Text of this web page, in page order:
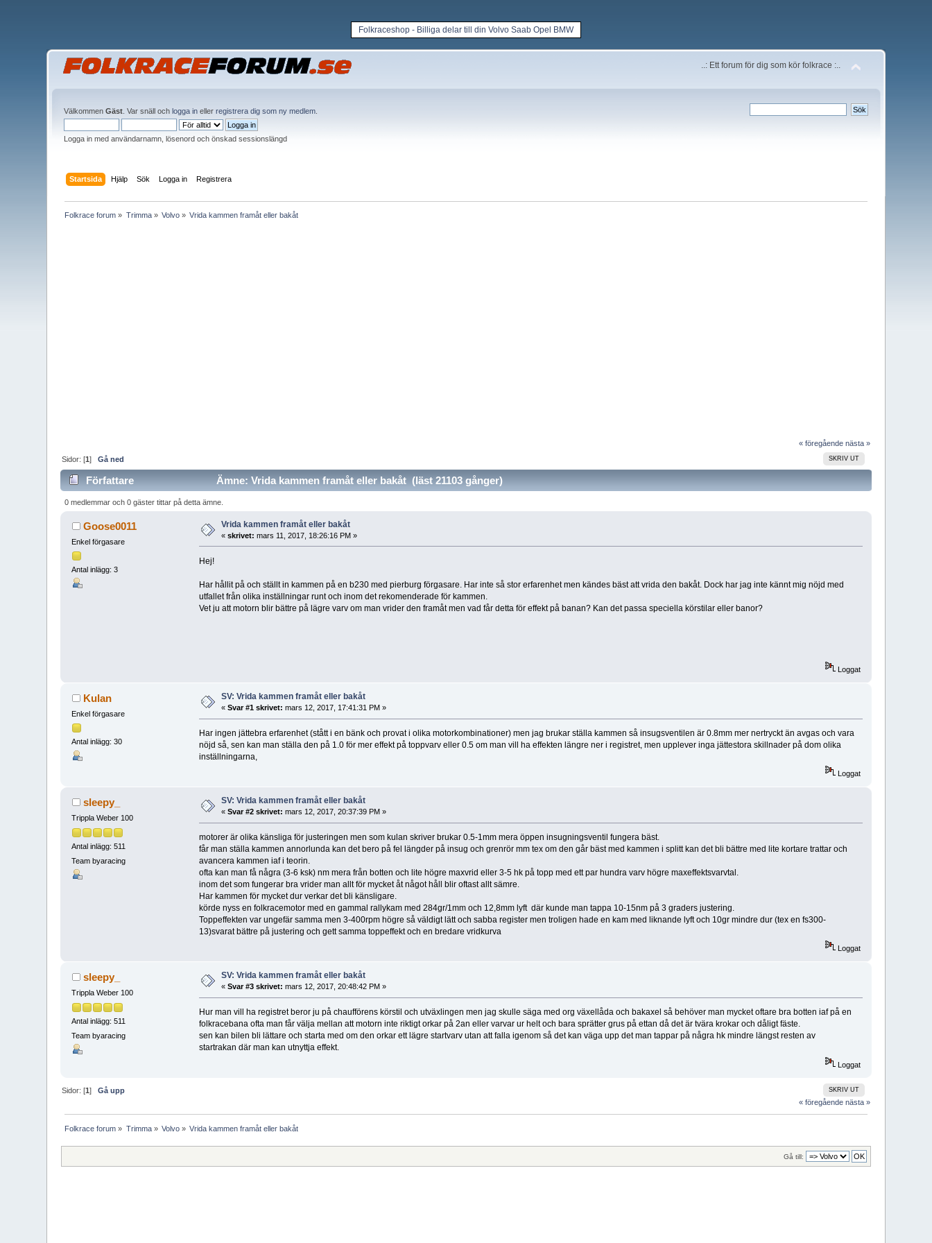
Folkraceshop - Billiga delar till din Volvo Saab Opel BMW
..: Ett forum för dig som kör folkrace :..
VälkommenGäst . Var snäll ochlogga in ellerregistrera dig som ny medlem
Logga in med användarnamn, lösenord och önskad sessionslängd
Startsida Hjälp Sök Logga in Registrera
Folkrace forum » Trimma» Volvo » Vrida kammen framåt eller bakåt
« föregående nästa »
SKRIV UT
Sidor: [1]Gå ned
Författare Ämne: Vrida kammen framåt eller bakåt (läst 21103 gånger)
0 medlemmar och 0 gäster tittar på detta ämne.
Goose0011
Enkel förgasare
Antal inlägg: 3
Vrida kammen framåt eller bakåt
«skrivet: mars 11, 2017, 18:26:16 PM »
Hej!
Har hållit på och ställt in kammen på en b230 med pierburg förgasare. Har inte så stor erfarenhet men kändes bäst att vrida den bakåt. Dock har jag inte kännt mig nöjd med
utfallet från olika inställningar runt och inom det rekomenderade för kammen.
Vet ju att motorn blir bättre på lägre varv om man vrider den framåt men vad får detta för effekt på banan? Kan det passa speciella körstilar eller banor?
Loggat
Kulan
Enkel förgasare
Antal inlägg: 30
SV: Vrida kammen framåt eller bakåt
«Svar #1 skrivet: mars 12, 2017, 17:41:31 PM »
Har ingen jättebra erfarenhet (stått i en bänk och provat i olika motorkombinationer) men jag brukar ställa kammen så insugsventilen är 0.8mm mer nertryckt än avgas och vara
nöjd så, sen kan man ställa den på 1.0 för mer effekt på toppvarv eller 0.5 om man vill ha effekten längre ner i registret, men upplever inga jättestora skillnader på dom olika
inställningarna,
Loggat
sleepy_
Trippla Weber 100
Antal inlägg: 511
Team byaracing
SV: Vrida kammen framåt eller bakåt
«Svar #2 skrivet: mars 12, 2017, 20:37:39 PM »
motorer är olika känsliga för justeringen men som kulan skriver brukar 0.5-1mm mera öppen insugningsventil fungera bäst.
får man ställa kammen annorlunda kan det bero på fel längder på insug och grenrör mm tex om den går bäst med kammen i splitt kan det bli bättre med lite kortare trattar och
avancera kammen iaf i teorin.
ofta kan man få några (3-6 ksk) nm mera från botten och lite högre maxvrid eller 3-5 hk på topp med ett par hundra varv högre maxeffektsvarvtal.
inom det som fungerar bra vrider man allt för mycket åt något håll blir oftast allt sämre.
Har kammen för mycket dur verkar det bli känsligare.
körde nyss en folkracemotor med en gammal rallykam med 284gr/1mm och 12,8mm lyft där kunde man tappa 10-15nm på 3 graders justering.
Toppeffekten var ungefär samma men 3-400rpm högre så väldigt lätt och sabba register men troligen hade en kam med liknande lyft och 10gr mindre dur (tex en fs300-
13)svarat bättre på justering och gett samma toppeffekt och en bredare vridkurva
Loggat
sleepy_
Trippla Weber 100
Antal inlägg: 511
Team byaracing
SV: Vrida kammen framåt eller bakåt
«Svar #3 skrivet: mars 12, 2017, 20:48:42 PM »
Hur man vill ha registret beror ju på chaufförens körstil och utväxlingen men jag skulle säga med org växellåda och bakaxel så behöver man mycket oftare bra botten iaf på en
folkracebana ofta man får välja mellan att motorn inte riktigt orkar på 2an eller varvar ur helt och bara sprätter grus på ettan då det är tvära krokar och dåligt fäste.
sen kan bilen bli lättare och starta med om den orkar ett lägre startvarv utan att falla igenom så det kan väga upp det man tappar på några hk mindre längst resten av
startrakan där man kan utnyttja effekt.
Loggat
SKRIV UT
Sidor: [1]Gå upp
« föregående nästa »
Folkrace forum » Trimma» Volvo » Vrida kammen framåt eller bakåt
Gå till: